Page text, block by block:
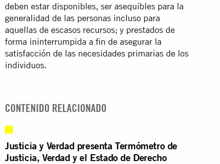
deben estar disponibles, ser asequibles para la
generalidad de las personas incluso para
aquellas de escasos recursos; y prestados de
forma ininterrumpida a fin de asegurar la
satisfacción de las necesidades primarias de los
individuos.
CONTENIDO RELACIONADO
Justicia y Verdad presenta Termómetro de
Justicia, Verdad y el Estado de Derecho